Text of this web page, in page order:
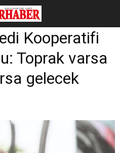
Kooperatifi
Toprak varsa
gelecek